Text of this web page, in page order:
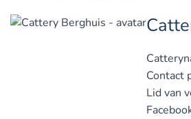
Contact
Lid van